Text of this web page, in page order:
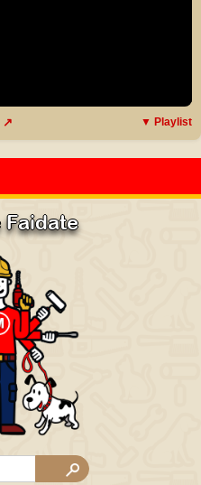
↗ ▼ Playlist
Faidate